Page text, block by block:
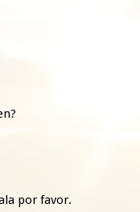
por favor.